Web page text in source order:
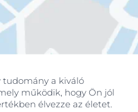
tudomány a kiváló
működik, hogy Ön jól
élvezze az életet.